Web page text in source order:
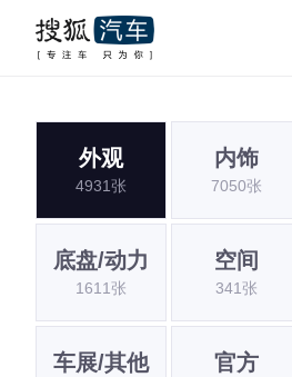
外观
4931张
内饰
7050张
底盘/动力
1611张
空间
341张
车展/其他 官方